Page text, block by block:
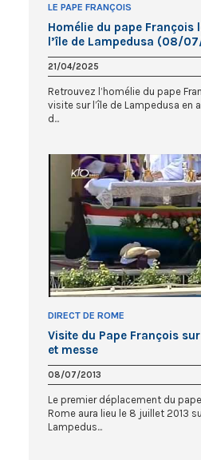
LE PAPE FRANÇOIS
Homélie du pape François
l’île de Lampedusa (08/
21/04/2025
Retrouvez l’homélie du pape
visite sur l’île de Lampedusa en
d...
DIRECT DE ROME
Visite du Pape François
et messe
08/07/2013
Le premier déplacement du
Rome aura lieu le 8 juillet 2013
Lampedus...